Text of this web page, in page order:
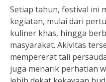
Setiap tahun, festival ini
kegiatan, mulai dari
kuliner khas, hingga
masyarakat. Akivitas
mempererat tali
juga menarik perhatian